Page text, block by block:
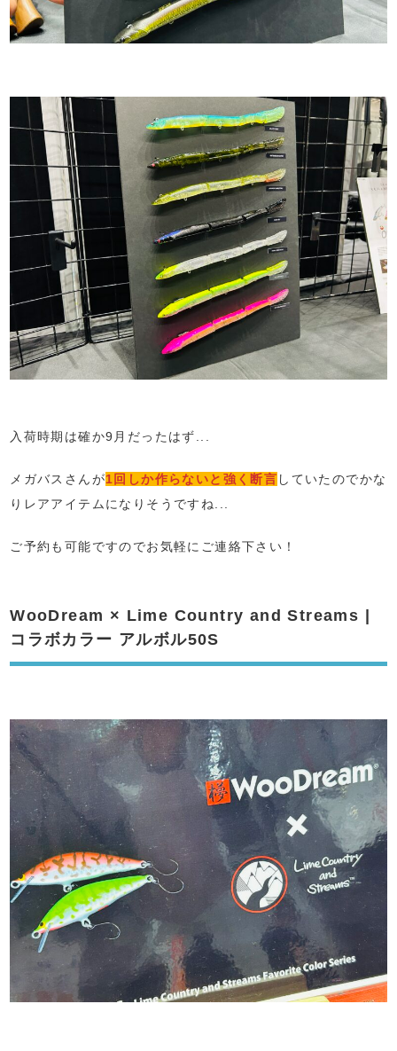
入荷時期は確か9月だったはず...
メガバスさんが1回しか作らないと強く断言 していたのでかな
りレアアイテムになりそうですね...
ご予約も可能ですのでお気軽にご連絡下さい！
WooDream × Lime Country and Streams |
コラボカラー アルボル50S